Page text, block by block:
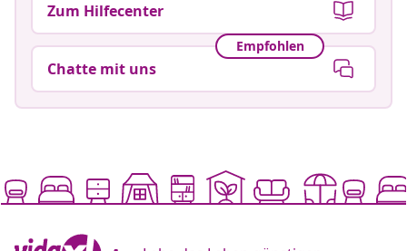
Zum Hilfecenter
Empfohlen
Chatte mit uns